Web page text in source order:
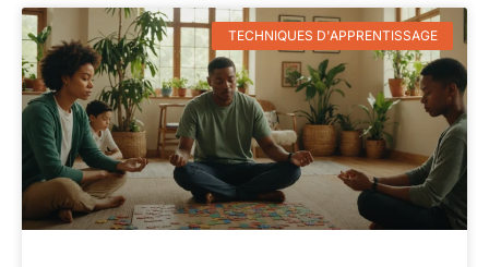
TECHNIQUES D'APPRENTISSAGE